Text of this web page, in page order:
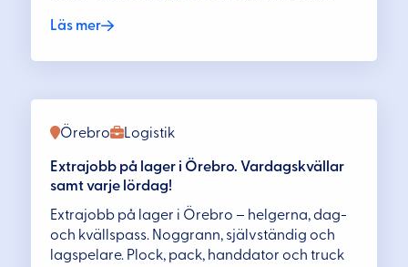
Läs mer
Logistik
Örebro
Extrajobb på lager i Örebro. Vardagskvällar
samt varje lördag!
Extrajobb på lager i Örebro – helgerna, dag-
och kvällspass. Noggrann, självständig och
lagspelare. Plock, pack, handdator och truck